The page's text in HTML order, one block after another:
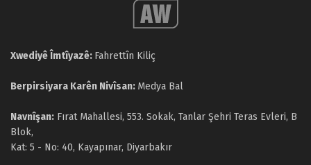
Xwediyê Îmtîyazê: Fahrettîn Kiliç
Berpirsiyara Karên Nivîsan: Medya Bal
Navnîşan: Fırat Mahallesi, 553. Sokak, Tanlar Şehri Teras Evleri, B
Blok,
Kat: 5 - No: 40, Kayapınar, Diyarbakır